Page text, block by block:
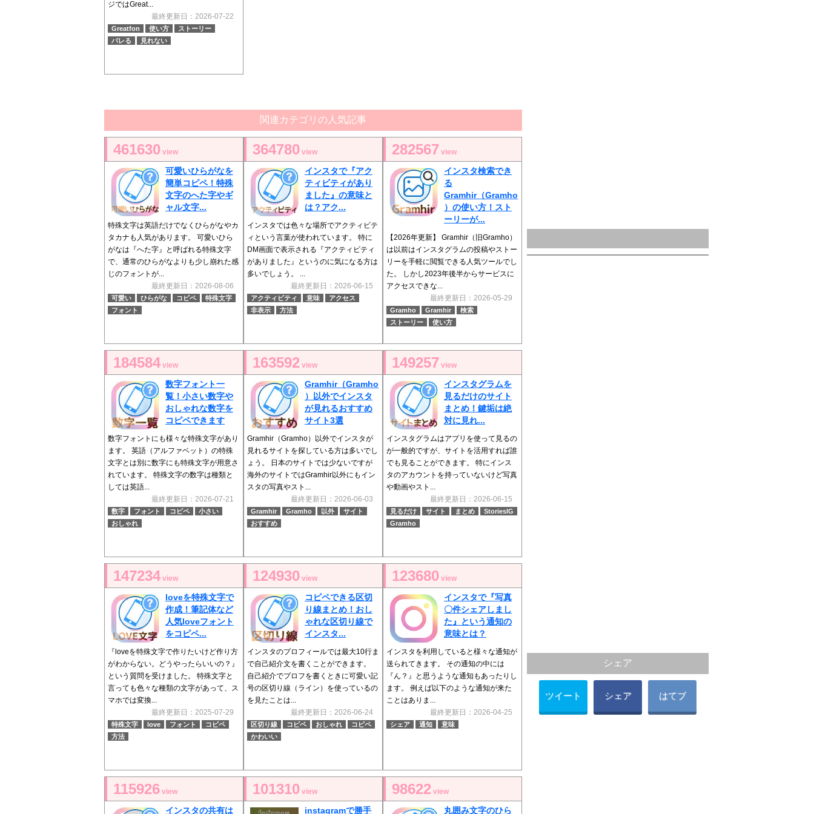
ジではGreat...
最終更新日：2026-07-22
Greatfon 使い方
ストーリー
バレる
見れない
関連カテゴリの人気記事
461630 view
可愛いひらがなを
簡単コピペ！特殊
文字のへた字やギ
ャル文字...
特殊文字は英語だけでなくひらがなやカ
タカナも人気があります。 可愛いひら
がなは『へた字』と呼ばれる特殊文字
で、通常のひらがなよりも少し崩れた感
じのフォントが...
最終更新日：2026-08-06
可愛い ひらがな コピペ
特殊文字
フォント
364780 view
インスタで『アク
ティビティがあり
ました』の意味と
は？アク...
インスタでは色々な場所でアクティビテ
ィという言葉が使われています。 特に
DM画面で表示される『アクティビティ
がありました』というのに気になる方は
多いでしょう。 ...
最終更新日：2026-06-15
アクティビティ 意味
アクセス
非表示
方法
282567 view
インスタ検索でき
る
Gramhir（Gramho
）の使い方！スト
ーリーが...
【2026年更新】 Gramhir（旧Gramho）
は以前はインスタグラムの投稿やストー
リーを手軽に閲覧できる人気ツールでし
た。 しかし2023年後半からサービスに
アクセスできな...
最終更新日：2026-05-29
Gramho Gramhir
検索
ストーリー
使い方
184584 view
数字フォント一
覧！小さい数字や
おしゃれな数字を
コピペできます
数字フォントにも様々な特殊文字があり
ます。 英語（アルファベット）の特殊
文字とは別に数字にも特殊文字が用意さ
れています。 特殊文字の数字は種類と
しては英語...
最終更新日：2026-07-21
数字 フォント コピペ
小さい
おしゃれ
163592 view
Gramhir（Gramho
）以外でインスタ
が見れるおすすめ
サイト3選
Gramhir（Gramho）以外でインスタが
見れるサイトを探している方は多いでし
ょう。 日本のサイトでは少ないですが
海外のサイトではGramhir以外にもイン
スタの写真やスト...
最終更新日：2026-06-03
Gramhir Gramho 以外
サイト
おすすめ
149257 view
インスタグラムを
見るだけのサイト
まとめ！鍵垢は絶
対に見れ...
インスタグラムはアプリを使って見るの
が一般的ですが、サイトを活用すれば誰
でも見ることができます。 特にインス
タのアカウントを持っていないけど写真
や動画やスト...
最終更新日：2026-06-15
見るだけ サイト まとめ
StoriesIG
Gramho
147234 view
loveを特殊文字で
作成！筆記体など
人気loveフォント
をコピペ...
『loveを特殊文字で作りたいけど作り方
がわからない。どうやったらいいの？』
という質問を受けました。 特殊文字と
言っても色々な種類の文字があって、ス
マホでは変換...
最終更新日：2025-07-29
特殊文字 love フォント
コピペ
方法
124930 view
コピペできる区切
り線まとめ！おし
ゃれな区切り線で
インスタ...
インスタのプロフィールでは最大10行ま
で自己紹介文を書くことができます。
自己紹介でプロフを書くときに可愛い記
号の区切り線（ライン）を使っているの
を見たことは...
最終更新日：2026-06-24
区切り線 コピペ おしゃれ
コピペ
かわいい
123680 view
インスタで『写真
〇件シェアしまし
た』という通知の
意味とは？
インスタを利用していると様々な通知が
送られてきます。 その通知の中には
『ん？』と思うような通知もあったりし
ます。 例えば以下のような通知が来た
ことはありま...
最終更新日：2026-04-25
シェア 通知 意味
115926 view
インスタの共有は
101310 view
instagramで勝手
98622 view
丸囲み文字のひら
シェア
ツイート シェア はてブ